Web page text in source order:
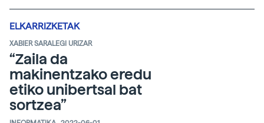
ELKARRIZKETAK
XABIER SARALEGI URIZAR
“Zaila da
makinentzako eredu
etiko unibertsal bat
sortzea”